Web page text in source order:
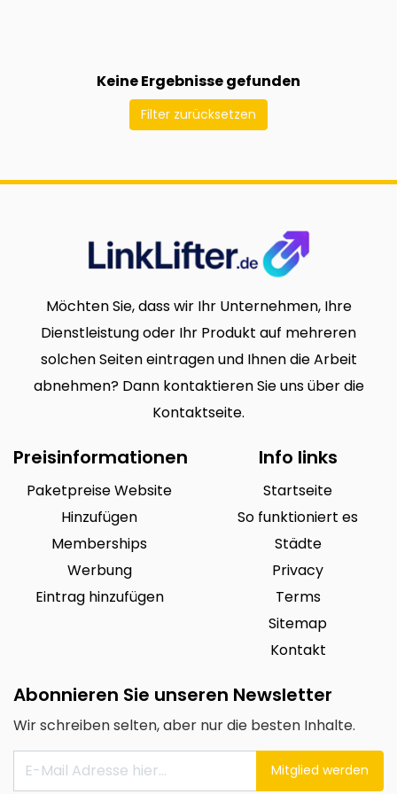
Keine Ergebnisse gefunden
Filter zurücksetzen
Möchten Sie, dass wir Ihr Unternehmen, Ihre
Dienstleistung oder Ihr Produkt auf mehreren
solchen Seiten eintragen und Ihnen die Arbeit
abnehmen? Dann kontaktieren Sie uns über die
Kontaktseite.
Preisinformationen
Paketpreise Website
Hinzufügen
Memberships
Werbung
Eintrag hinzufügen
Info links
Startseite
So funktioniert es
Städte
Privacy
Terms
Sitemap
Kontakt
Abonnieren Sie unseren Newsletter
Wir schreiben selten, aber nur die besten Inhalte.
Mitglied werden